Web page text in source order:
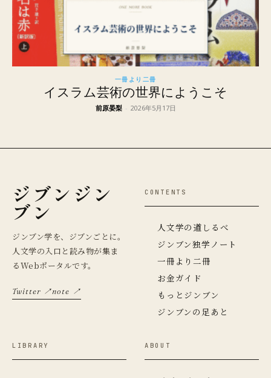
一冊より二冊
イスラム芸術の世界にようこそ
前原晏梨 - 2026年5月17日
ジブンジン
ブン
ジンブン学を、ジブンごとに。
人文学の入口と読み物が集ま
るWebポータルです。
Twitter ↗note ↗
CONTENTS
人文学の道しるべ
ジンブン独学ノート
一冊より二冊
お金ガイド
もっとジンブン
ジンブンの足あと
LIBRARY ABOUT